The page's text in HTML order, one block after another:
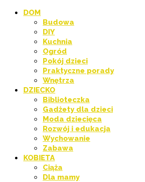
DOM
Budowa
DIY
Kuchnia
Ogród
Pokój dzieci
Praktyczne porady
Wnętrza
DZIECKO
Biblioteczka
Gadżety dla dzieci
Moda dziecięca
Rozwój i edukacja
Wychowanie
Zabawa
KOBIETA
Ciąża
Dla mamy